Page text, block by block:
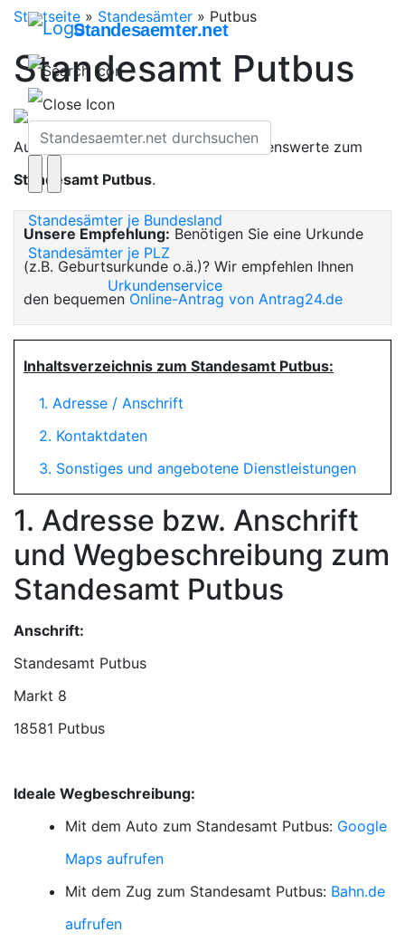
Standesaemter.net
Standesämter je Bundesland
Standesämter je PLZ
Urkundenservice
Startseite » Standesämter » Putbus
Standesamt Putbus
Auf dieser Seite finden Sie alles Wissenswerte zum
Standesamt Putbus.
Unsere Empfehlung: Benötigen Sie eine Urkunde
(z.B. Geburtsurkunde o.ä.)? Wir empfehlen Ihnen
den bequemen Online-Antrag von Antrag24.de
Inhaltsverzeichnis zum Standesamt Putbus:
1. Adresse / Anschrift
2. Kontaktdaten
3. Sonstiges und angebotene Dienstleistungen
1. Adresse bzw. Anschrift
und Wegbeschreibung zum
Standesamt Putbus
Anschrift:
Standesamt Putbus
18581 Putbus
Ideale Wegbeschreibung:
Mit dem Auto zum Standesamt Putbus: Google
Maps aufrufen
Mit dem Zug zum Standesamt Putbus: Bahn.de
aufrufen